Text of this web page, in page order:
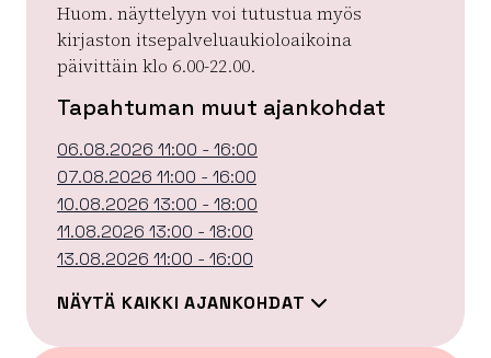
Huom. näyttelyyn voi tutustua myös
kirjaston itsepalveluaukioloaikoina
päivittäin klo 6.00-22.00.
Tapahtuman muut ajankohdat
06.08.2026 11:00 - 16:00
07.08.2026 11:00 - 16:00
10.08.2026 13:00 - 18:00
11.08.2026 13:00 - 18:00
13.08.2026 11:00 - 16:00
NÄYTÄ KAIKKI AJANKOHDAT